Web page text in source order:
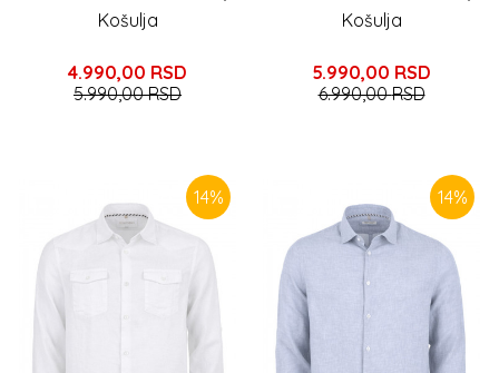
Košulja
4.990,00 RSD
5.990,00RSD
Košulja
5.990,00 RSD
6.990,00RSD
14% 14%